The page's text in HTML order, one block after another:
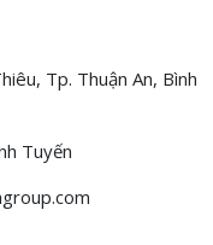
Tp. Thuận An, Bình
Tuyến